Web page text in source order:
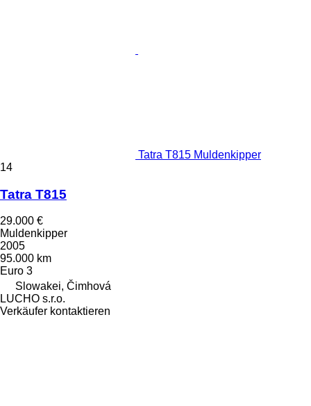
Tatra T815 Muldenkipper
14
Tatra T815
29.000 €
Muldenkipper
2005
95.000 km
Euro 3
Slowakei, Čimhová
LUCHO s.r.o.
Verkäufer kontaktieren